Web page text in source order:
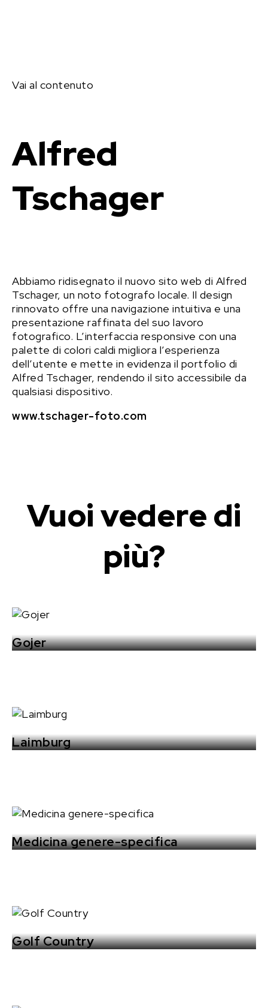
Vai al contenuto
Alfred
Tschager
Abbiamo ridisegnato il nuovo sito web di Alfred
Tschager, un noto fotografo locale. Il design
rinnovato offre una navigazione intuitiva e una
presentazione raffinata del suo lavoro
fotografico. L’interfaccia responsive con una
palette di colori caldi migliora l’esperienza
dell’utente e mette in evidenza il portfolio di
Alfred Tschager, rendendo il sito accessibile da
qualsiasi dispositivo.
www.tschager-foto.com
Vuoi vedere di
più?
Gojer
Laimburg
Medicina genere-specifica
Golf Country